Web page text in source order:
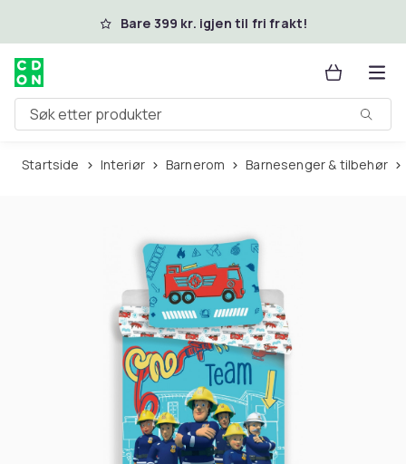
Hopp til hovedinnholdBare 399 kr. igjen til fri frakt!
Søk etter produkter
Startside Interiør Barnerom Barnesenger & tilbehør